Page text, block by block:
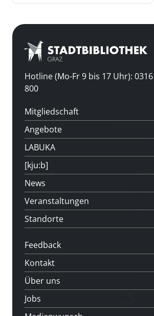
Hotline (Mo-Fr 9 bis 17 Uhr):
800
Mitgliedschaft
Angebote
LABUKA
[kju:b]
News
Veranstaltungen
Standorte
Feedback
Kontakt
Über uns
Jobs